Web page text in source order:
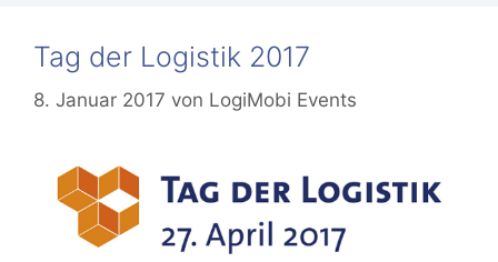
Tag der Logistik 2017
8. Januar 2017 von LogiMobi Events